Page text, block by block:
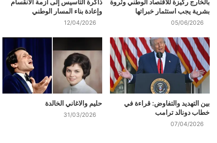
بالخارج ركيزة للاقتصاد الوطني وثروة
بشرية يجب استثمار خبراتها
05/06/2026
ذاكرة التأسيس إلى أزمة الانقسام
وإعادة بناء المسار الوطني
12/04/2026
بين التهديد والتفاوض: قراءة في
خطاب دونالد ترامب
07/04/2026
حليم والاغاني الخالدة
31/03/2026